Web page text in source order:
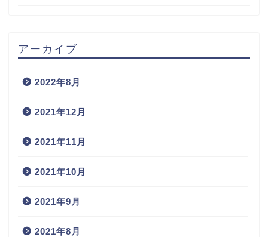
アーカイブ
2022年8月
2021年12月
2021年11月
2021年10月
2021年9月
2021年8月